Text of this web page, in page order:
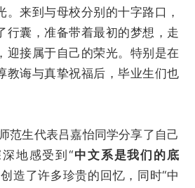
。来到与母校分别的十字路口，
行囊，准备带着最初的梦想，走
迎接属于自己的荣光。特别是在
教诲与真挚祝福后，毕业生们也
范生代表吕嘉怡同学分享了自己
地感受到“中文系是我们的底
造了许多珍贵的回忆，同时“中